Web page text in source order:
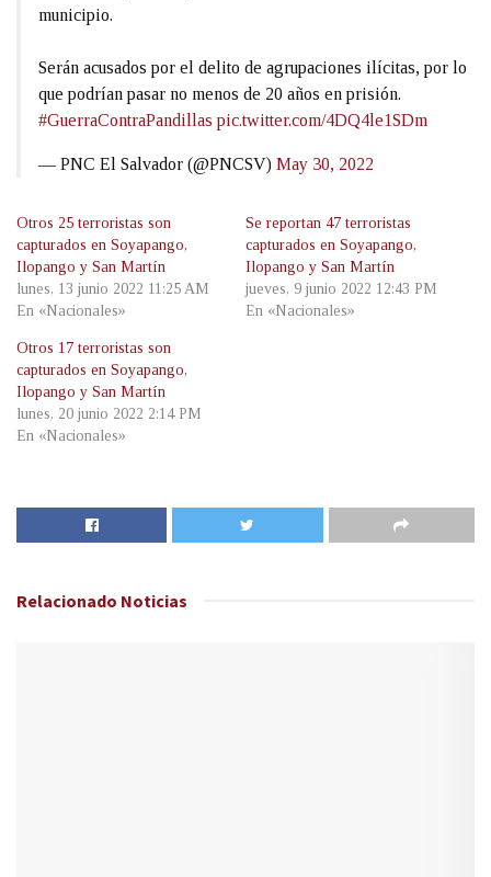
municipio.
Serán acusados por el delito de agrupaciones ilícitas, por lo
que podrían pasar no menos de 20 años en prisión.
#GuerraContraPandillas pic.twitter.com/4DQ4le1SDm
— PNC El Salvador (@PNCSV) May 30, 2022
Otros 25 terroristas son
capturados en Soyapango,
Ilopango y San Martín
lunes, 13 junio 2022 11:25 AM
En «Nacionales»
Se reportan 47 terroristas
capturados en Soyapango,
Ilopango y San Martín
jueves, 9 junio 2022 12:43 PM
En «Nacionales»
Otros 17 terroristas son
capturados en Soyapango,
Ilopango y San Martín
lunes, 20 junio 2022 2:14 PM
En «Nacionales»
Relacionado Noticias